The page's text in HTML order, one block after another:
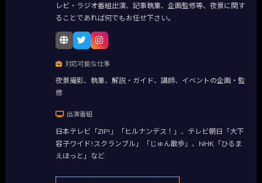
レビ・ラジオ番組出演、記事執筆、企画監修等、夜景に関す
ることであれば何でもお任せ下さい。
対応可能な仕事
夜景撮影、執筆、解説・ガイド、講師、イベントの企画・監
修
出演番組
日本テレビ「ZIP!」「ヒルナンデス！」、テレビ朝日「大下
容子ワイド!スクランブル」「じゅん散歩」、NHK「ひるま
えほっと」など